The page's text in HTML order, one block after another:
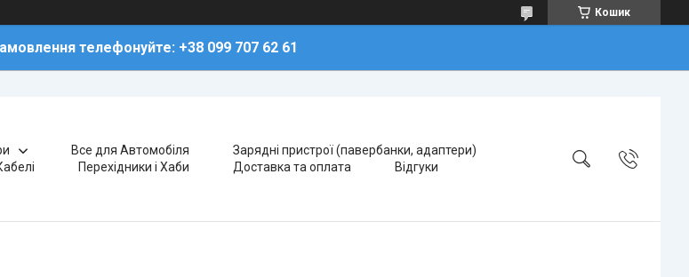
Кошик
телефонуйте: +38 099 707 62 61
Все для Автомобіля
Зарядні пристрої (павербанки, адаптери)
Перехідники і Хаби Доставка та оплата Відгуки